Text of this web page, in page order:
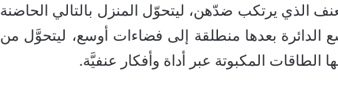
الذي يرتكب ضدّهن، ليتحوّل المنزل بالتالي الحاضنة
الدائرة بعدها منطلقة إلى فضاءات أوسع، ليتحوَّل من
الطاقات المكبوتة عبر أداة وأفكار عنفيَّة.